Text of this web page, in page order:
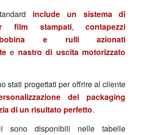
include un sistema di
film stampati,contapezzi
bobina e rulli azionati
e nastro di uscita motorizzato
stati progettati per offrire al cliente
del packaging
di un risultato perfetto.
sono disponibili nelle tabelle